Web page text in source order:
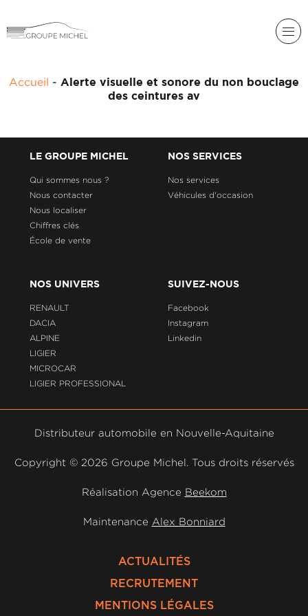
DACIA
LIGIER
PROFESSIONAL
MICHEL
HISTORIQUE
DU
MICHEL
Accueil - Alerte visuelle et sonore du non bouclage
des ceintures av
LE GROUPE MICHEL
Qui sommes nous ?
Nous contacter
Nous localiser
Chiffres clés
École de vente
NOS SERVICES
Nos services
Véhicules d'occasion
NOS UNIVERS
RENAULT
DACIA
ALPINE
LIGIER
MICROCAR
LIGIER PROFESSIONAL
SUIVEZ-NOUS
Facebook
Instagram
Linkedin
Distributeur automobile en Nouvelle-Aquitaine
Copyright © 2026 Groupe Michel. Tous droits réservés
Réalisation Agence Beekom
Maintenance Alex Bonniard
ACTUALITÉS
RECRUTEMENT
MENTIONS LÉGALES